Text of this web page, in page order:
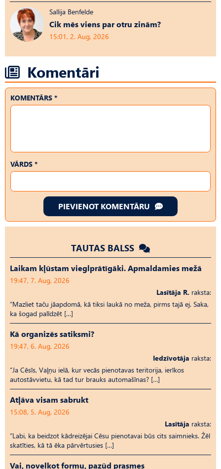
Sallija Benfelde
Cik mēs viens par otru zinām?
15:01, 2. Aug, 2026
Komentāri
KOMENTĀRS *
VĀRDS *
PIEVIENOT KOMENTĀRU
TAUTAS BALSS
Laikam kļūstam vieglprātīgāki. Apmaldamies mežā
19:47, 7. Aug, 2026
Lasītāja R. raksta:
“Mazliet taču jāapdomā, kā tiksi laukā no meža, pirms tajā ej. Saka,
ka šogad palīdzēt […]
Kā organizēs satiksmi?
19:47, 6. Aug, 2026
Iedzīvotāja raksta:
“Ja Cēsīs, Vaļņu ielā, kur vecās pienotavas teritorija, ierīkos
autostāvvietu, kā tad tur brauks automašīnas? […]
Atļāva visam sabrukt
15:08, 5. Aug, 2026
Lasītāja raksta:
“Labi, ka beidzot kādreizējai Cēsu pienotavai būs cits saimnieks. Žēl
skatīties, kā tā ēka pārvērtusies […]
Vai, novelkot formu, pazūd prasmes